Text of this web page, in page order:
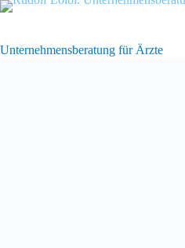
Zum
Unternehmensberatung für Ärzte